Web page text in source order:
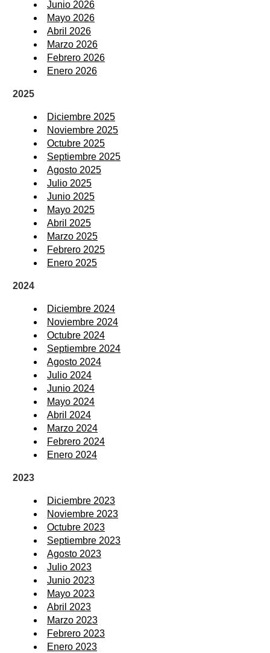
Junio 2026
Mayo 2026
Abril 2026
Marzo 2026
Febrero 2026
Enero 2026
2025
Diciembre 2025
Noviembre 2025
Octubre 2025
Septiembre 2025
Agosto 2025
Julio 2025
Junio 2025
Mayo 2025
Abril 2025
Marzo 2025
Febrero 2025
Enero 2025
2024
Diciembre 2024
Noviembre 2024
Octubre 2024
Septiembre 2024
Agosto 2024
Julio 2024
Junio 2024
Mayo 2024
Abril 2024
Marzo 2024
Febrero 2024
Enero 2024
2023
Diciembre 2023
Noviembre 2023
Octubre 2023
Septiembre 2023
Agosto 2023
Julio 2023
Junio 2023
Mayo 2023
Abril 2023
Marzo 2023
Febrero 2023
Enero 2023